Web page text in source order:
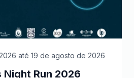
até 19 de agosto de 2026
Night Run 2026